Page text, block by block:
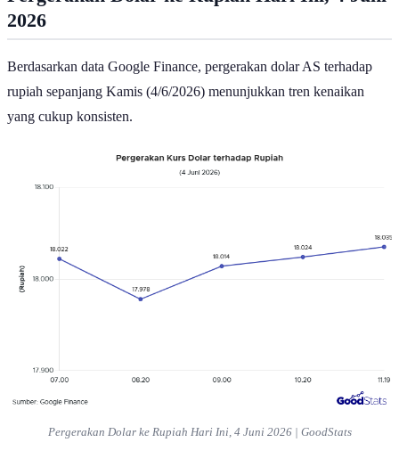
2026
Berdasarkan data Google Finance, pergerakan dolar AS terhadap
rupiah sepanjang Kamis (4/6/2026) menunjukkan tren kenaikan
yang cukup konsisten.
Pergerakan Dolar ke Rupiah Hari Ini, 4 Juni 2026 | GoodStats